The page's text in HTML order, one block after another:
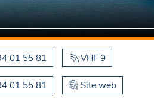
01 55 81 VHF 9
01 55 81 Site web